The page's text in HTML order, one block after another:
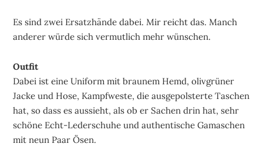
Es sind zwei Ersatzhände dabei. Mir reicht das. Manch
anderer würde sich vermutlich mehr wünschen.
Outfit
Dabei ist eine Uniform mit braunem Hemd, olivgrüner
Jacke und Hose, Kampfweste, die ausgepolsterte Taschen
hat, so dass es aussieht, als ob er Sachen drin hat, sehr
schöne Echt-Lederschuhe und authentische Gamaschen
mit neun Paar Ösen.